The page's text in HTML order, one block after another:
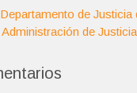
de
de Justicia